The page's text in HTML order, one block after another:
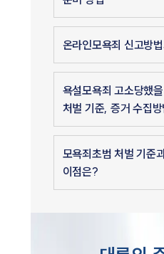
온라인모욕죄 신고방
욕설모욕죄 고소당했
처벌 기준, 증거 수집방
모욕죄초범 처벌 기준
이점은?